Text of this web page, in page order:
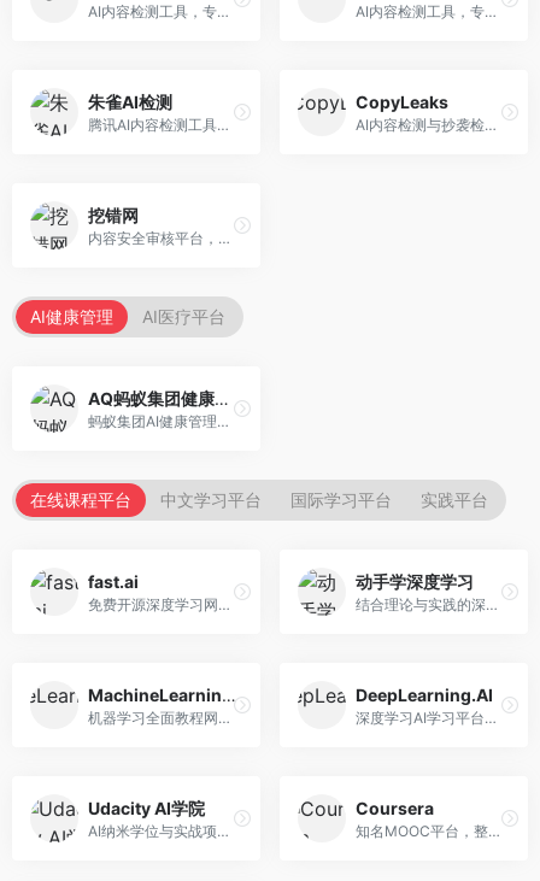
AI内容检测工具，专注于内容原创性验证。面向内容创作者和出版商，提供AI检测、抄袭检测、批量分析等服务，检测精度高。 AI内容检测工具，专注于AI生成文本识别。面向教育工作者和出版商，提供文本检测、批量分析、API接口等服务，检测准确率高。
朱雀AI检测
腾讯AI内容检测工具，专注于中文内容识别。面向中文用户，提供AI内容检测、文本分析、报告生成等服务，中文检测专业。
CopyLeaks
AI内容检测与抄袭检测平台，专注于内容原创性验证。面向教育机构和出版商，提供AI检测、抄袭检测、多语言支持等服务，检测全面。
挖错网
内容安全审核平台，专注于违规内容检测。面向企业和平台，提供内容审核、敏感词检测、风险预警等服务，安全审核专业。
AI健康管理 AI医疗平台
AQ蚂蚁集团健康管家
蚂蚁集团AI健康管理服务，专注于个人健康监测。面向个人用户，提供健康评估、慢病管理、健康建议等服务，健康管理便捷。
在线课程平台 中文学习平台 国际学习平台 实践平台
fast.ai
免费开源深度学习网站，专注于实用AI教学。面向开发者，提供免费深度学习课程、实战项目、代码库等资源，学习门槛低。
动手学深度学习
结合理论与实践的深度学习教材，专注于代码驱动学习。面向学生和开发者，提供深度学习理论、代码实现、练习题等资源，学习体验好。
MachineLearningMastery
机器学习全面教程网站，专注于实用技能教学。面向开发者，提供机器学习算法、Python实现、项目实战等教程，实用性强。
DeepLearning.AI
深度学习AI学习平台，由吴恩达创立。面向AI学习者，提供深度学习专项课程、AI新闻、技术社区等资源，课程质量权威。
Udacity AI学院
AI纳米学位与实战项目平台，专注于职业导向学习。面向AI从业者，提供机器学习、深度学习、计算机视觉等纳米学位，项目实战性强。
Coursera
知名MOOC平台，整合全球顶尖大学课程资源。面向学习者，提供AI、机器学习、深度学习等课程，证书认可度高，课程质量专业。